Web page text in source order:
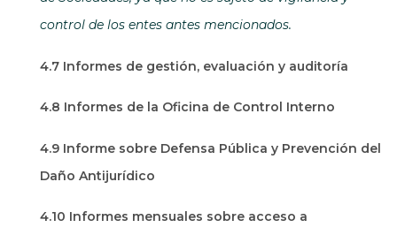
control de los entes antes mencionados.
4.7 Informes de gestión, evaluación y auditoría
4.8 Informes de la Oficina de Control Interno
4.9 Informe sobre Defensa Pública y Prevención del
Daño Antijurídico
4.10 Informes mensuales sobre acceso a